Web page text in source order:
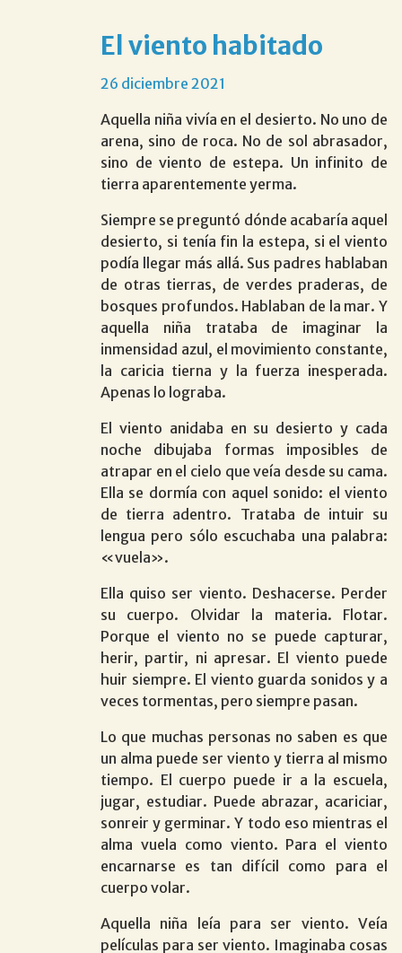
El viento habitado
26 diciembre 2021
Aquella niña vivía en el desierto. No uno de
arena, sino de roca. No de sol abrasador,
sino de viento de estepa. Un infinito de
tierra aparentemente yerma.
Siempre se preguntó dónde acabaría aquel
desierto, si tenía fin la estepa, si el viento
podía llegar más allá. Sus padres hablaban
de otras tierras, de verdes praderas, de
bosques profundos. Hablaban de la mar. Y
aquella niña trataba de imaginar la
inmensidad azul, el movimiento constante,
la caricia tierna y la fuerza inesperada.
Apenas lo lograba.
El viento anidaba en su desierto y cada
noche dibujaba formas imposibles de
atrapar en el cielo que veía desde su cama.
Ella se dormía con aquel sonido: el viento
de tierra adentro. Trataba de intuir su
lengua pero sólo escuchaba una palabra:
«vuela».
Ella quiso ser viento. Deshacerse. Perder
su cuerpo. Olvidar la materia. Flotar.
Porque el viento no se puede capturar,
herir, partir, ni apresar. El viento puede
huir siempre. El viento guarda sonidos y a
veces tormentas, pero siempre pasan.
Lo que muchas personas no saben es que
un alma puede ser viento y tierra al mismo
tiempo. El cuerpo puede ir a la escuela,
jugar, estudiar. Puede abrazar, acariciar,
sonreir y germinar. Y todo eso mientras el
alma vuela como viento. Para el viento
encarnarse es tan difícil como para el
cuerpo volar.
Aquella niña leía para ser viento. Veía
películas para ser viento. Imaginaba cosas